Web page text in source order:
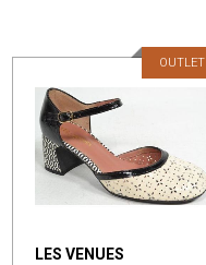
LES VENUES
OUTLET